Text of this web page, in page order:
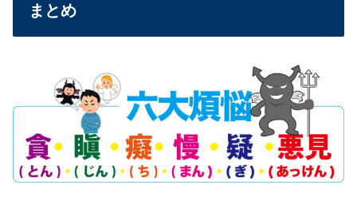
まとめ